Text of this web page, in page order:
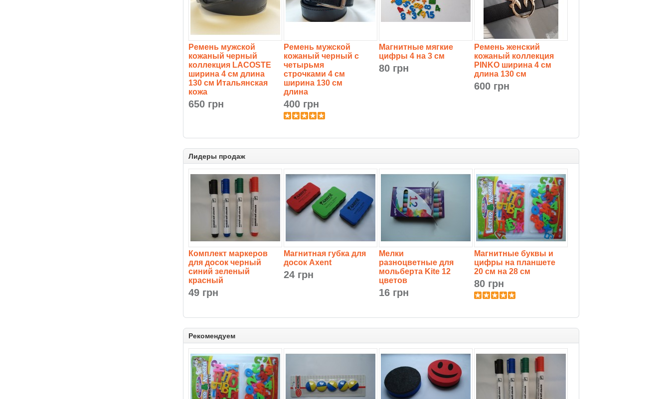
Ремень мужской
кожаный черный
коллекция LACOSTE
ширина 4 см длина
130 см Итальянская
кожа
650 грн
Ремень мужской
кожаный черный с
четырьмя
строчками 4 см
ширина 130 см
длина
400 грн
Магнитные мягкие
цифры 4 на 3 см
80 грн
Ремень женский
кожаный коллекция
PINKO ширина 4 см
длина 130 см
600 грн
Лидеры продаж
Комплект маркеров
для досок черный
синий зеленый
красный
49 грн
Магнитная губка для
досок Axent
24 грн
Мелки
разноцветные для
мольберта Kite 12
цветов
16 грн
Магнитные буквы и
цифры на планшете
20 см на 28 см
80 грн
Рекомендуем